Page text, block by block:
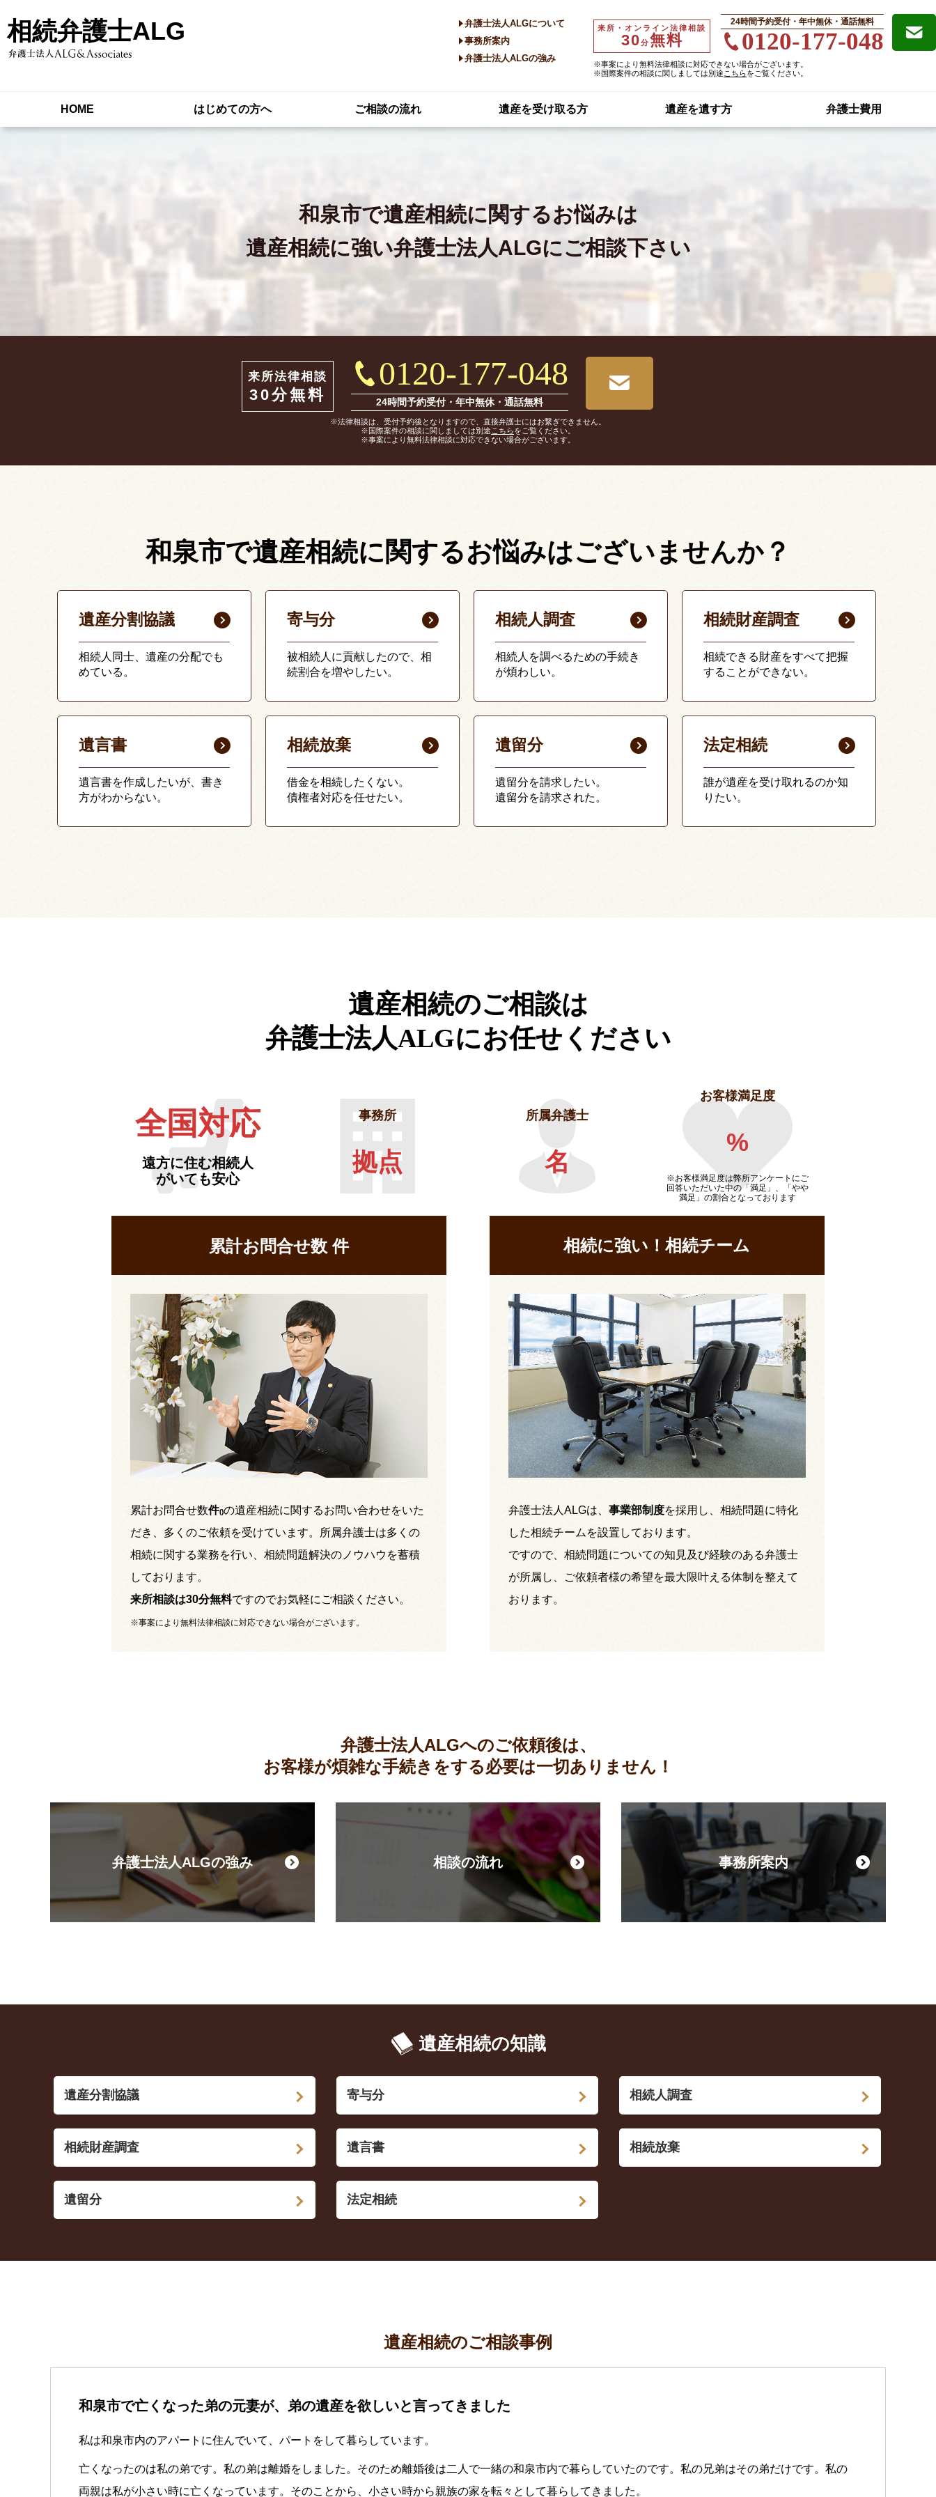
相続弁護士ALG 来所・オンライン法律相談
30分無料
24時間予約受付・年中無休・通話無料
0120-177-048
※事案により無料法律相談に対応できない場合がございます。
※国際案件の相談に関しましては別途 こちらをご覧ください。
弁護士法人ALGについて
事務所案内
弁護士法人ALGの強み
HOME はじめての方へ ご相談の流れ 遺産を受け取る方 遺産を遺す方 弁護士費用
和泉市で遺産相続に関するお悩みは
遺産相続に強い弁護士法人ALGにご相談下さい
来所法律相談
30分無料
0120-177-048
24時間予約受付・年中無休・通話無料
※法律相談は、受付予約後となりますので、直接弁護士にはお繋ぎできません。
※国際案件の相談に関しましては別途 こちらをご覧ください。
※事案により無料法律相談に対応できない場合がございます。
和泉市で遺産相続に関するお悩みはございませんか？
遺産分割協議
相続人同士、遺産の分配でも
めている。
寄与分
被相続人に貢献したので、相
続割合を増やしたい。
相続人調査
相続人を調べるための手続き
が煩わしい。
相続財産調査
相続できる財産をすべて把握
することができない。
遺言書
遺言書を作成したいが、書き
方がわからない。
相続放棄
借金を相続したくない。
債権者対応を任せたい。
遺留分
遺留分を請求したい。
遺留分を請求された。
法定相続
誰が遺産を受け取れるのか知
りたい。
遺産相続のご相談は
弁護士法人ALGにお任せください
全国対応
遠方に住む相続人
がいても安心
事務所
拠点
所属弁護士
名
お客様満足度
%
※お客様満足度は弊所アンケートにご
回答いただいた中の「満足」、「やや
満足」の割合となっております
累計お問合せ数件
累計お問合せ数件()の遺産相続に関するお問い合わせをいた
だき、多くのご依頼を受けています。所属弁護士は多くの
相続に関する業務を行い、相続問題解決のノウハウを蓄積
しております。
来所相談は30分無料ですのでお気軽にご相談ください。
※事案により無料法律相談に対応できない場合がございます。
相続に強い！相続チーム
弁護士法人ALGは、 事業部制度を採用し、相続問題に特化
した相続チームを設置しております。
ですので、相続問題についての知見及び経験のある弁護士
が所属し、ご依頼者様の希望を最大限叶える体制を整えて
おります。
弁護士法人ALGへのご依頼後は、
お客様が煩雑な手続きをする必要は一切ありません！
弁護士法人ALGの強み 相談の流れ 事務所案内
遺産相続の知識
遺産分割協議 寄与分 相続人調査
相続財産調査 遺言書 相続放棄
遺留分 法定相続
遺産相続のご相談事例
和泉市で亡くなった弟の元妻が、弟の遺産を欲しいと言ってきました
私は和泉市内のアパートに住んでいて、パートをして暮らしています。
亡くなったのは私の弟です。私の弟は離婚をしました。そのため離婚後は二人で一緒の和泉市内で暮らしていたのです。私の兄弟はその弟だけです。私の
両親は私が小さい時に亡くなっています。そのことから、小さい時から親族の家を転々として暮らしてきました。